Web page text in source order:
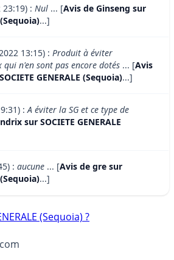
: Nul ... [Avis de Ginseng sur
(Sequoia)...]
13:15) : Produit à éviter
n'en sont pas encore dotés ... [Avis
GENERALE (Sequoia)...]
:A éviter la SG et ce type de
sur SOCIETE GENERALE
: aucune ... [Avis de gre sur
(Sequoia)...]
(Sequoia) ?